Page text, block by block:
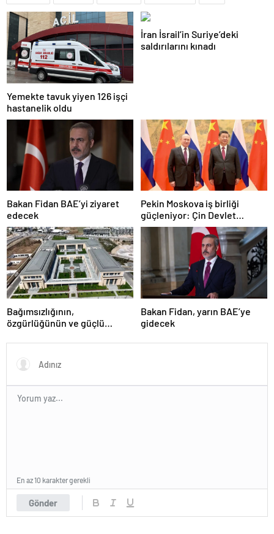
Yemekte tavuk yiyen 126 işçi
hastanelik oldu
İran İsrail’in Suriye’deki
saldırılarını kınadı
Bakan Fidan BAE’yi ziyaret
edecek
Pekin Moskova iş birliği
güçleniyor: Çin Devlet
Başkanı Zafer Günü için
Rusya’da olacak
Bağımsızlığının,
özgürlüğünün ve güçlü
Türkiye’den Yavru Vatan’a dev
eserler…
Bakan Fidan, yarın BAE’ye
gidecek
Gönder
En az 10 karakter gerekli